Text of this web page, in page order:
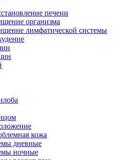
печени
организма
лимфатической системы
кожа
дневные
ночные